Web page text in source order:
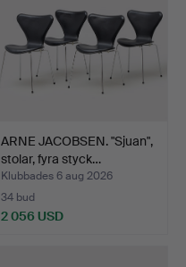
ARNE JACOBSEN. "Sjuan",
stolar, fyra styck…
Klubbades 6 aug 2026
34 bud
2 056 USD